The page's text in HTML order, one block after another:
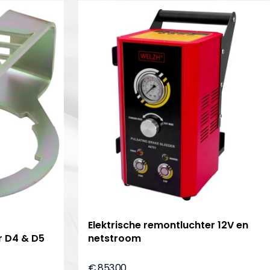
& D5
Elektrische remontluchter 12V en
netstroom